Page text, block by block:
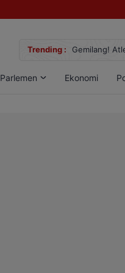
Trending : Gemilang!
Parlemen Ekonomi